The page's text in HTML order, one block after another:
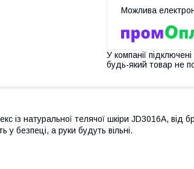
У компанії
будь-який товар не
із натуральної телячої шкіри JD3016A, від
у безпеці, а руки будуть вільні.